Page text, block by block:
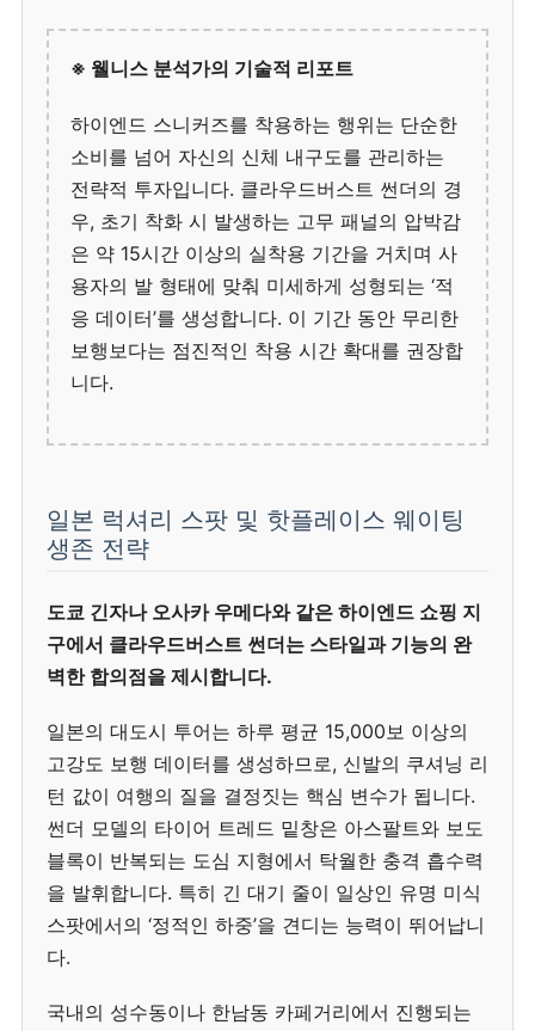
※ 웰니스 분석가의 기술적 리포트
하이엔드 스니커즈를 착용하는 행위는 단순한
소비를 넘어 자신의 신체 내구도를 관리하는
전략적 투자입니다. 클라우드버스트 썬더의 경
우, 초기 착화 시 발생하는 고무 패널의 압박감
은 약 15시간 이상의 실착용 기간을 거치며 사
용자의 발 형태에 맞춰 미세하게 성형되는 ‘적
응 데이터’를 생성합니다. 이 기간 동안 무리한
보행보다는 점진적인 착용 시간 확대를 권장합
니다.
일본 럭셔리 스팟 및 핫플레이스 웨이팅
생존 전략
도쿄 긴자나 오사카 우메다와 같은 하이엔드 쇼핑 지
구에서 클라우드버스트 썬더는 스타일과 기능의 완
벽한 합의점을 제시합니다.
일본의 대도시 투어는 하루 평균 15,000보 이상의
고강도 보행 데이터를 생성하므로, 신발의 쿠셔닝 리
턴 값이 여행의 질을 결정짓는 핵심 변수가 됩니다.
썬더 모델의 타이어 트레드 밑창은 아스팔트와 보도
블록이 반복되는 도심 지형에서 탁월한 충격 흡수력
을 발휘합니다. 특히 긴 대기 줄이 일상인 유명 미식
스팟에서의 ‘정적인 하중’을 견디는 능력이 뛰어납니
다.
국내의 성수동이나 한남동 카페거리에서 진행되는